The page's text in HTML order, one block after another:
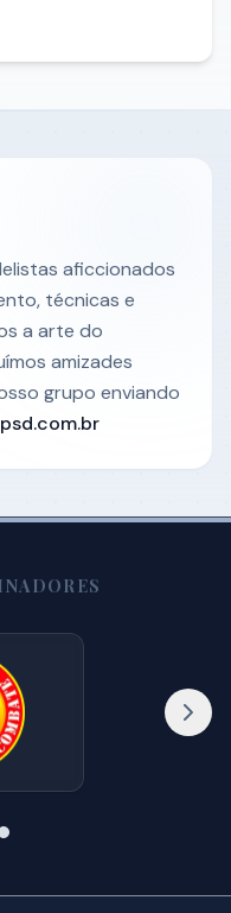
aficcionados
técnicas e
a arte do
amizades
grupo enviando